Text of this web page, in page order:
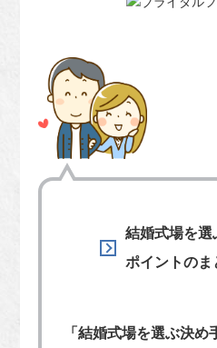
結婚式場を選
ポイントのま
「結婚式場を選ぶ決